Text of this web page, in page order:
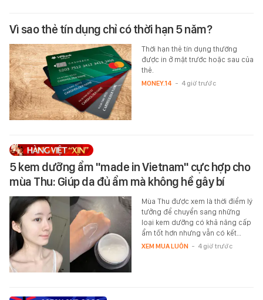
Vì sao thẻ tín dụng chỉ có thời hạn 5 năm?
Thời hạn thẻ tín dụng thường
được in ở mặt trước hoặc sau của
thẻ.
MONEY.14 - 4 giờ trước
5 kem dưỡng ẩm "made in Vietnam" cực hợp cho
mùa Thu: Giúp da đủ ẩm mà không hề gây bí
Mùa Thu được xem là thời điểm lý
tưởng để chuyển sang những
loại kem dưỡng có khả năng cấp
ẩm tốt hơn nhưng vẫn có kết…
XEM MUA LUÔN - 4 giờ trước